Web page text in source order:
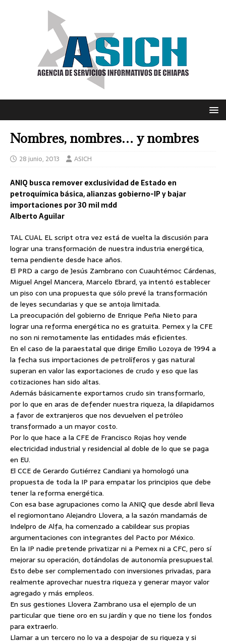
Nombres, nombres… y nombres
28 junio, 2013 ASICH
ANIQ busca remover exclusividad de Estado en
petroquímica básica, alianzas gobierno-IP y bajar
importaciones por 30 mil mdd
Alberto Aguilar
TAL CUAL EL script otra vez está de vuelta la discusión para
lograr una transformación de nuestra industria energética,
tema pendiente desde hace años.
El PRD a cargo de Jesús Zambrano con Cuauhtémoc Cárdenas,
Miguel Angel Mancera, Marcelo Ebrard, ya intentó establecer
un piso con una propuesta que sólo prevé la transformación
de leyes secundarias y que se antoja limitada.
La preocupación del gobierno de Enrique Peña Nieto para
lograr una reforma energética no es gratuita. Pemex y la CFE
no son ni remotamente las entidades más eficientes.
En el caso de la paraestatal que dirige Emilio Lozoya de 1994 a
la fecha sus importaciones de petrolíferos y gas natural
superan en valor las exportaciones de crudo y eso que las
cotizaciones han sido altas.
Además básicamente exportamos crudo sin transformarlo,
por lo que en aras de defender nuestra riqueza, la dilapidamos
a favor de extranjeros que nos devuelven el petróleo
transformado a un mayor costo.
Por lo que hace a la CFE de Francisco Rojas hoy vende
electricidad industrial y residencial al doble de lo que se paga
en EU.
El CCE de Gerardo Gutiérrez Candiani ya homologó una
propuesta de toda la IP para empatar los principios que debe
tener la reforma energética.
Con esa base agrupaciones como la ANIQ que desde abril lleva
el regiomontano Alejandro Llovera, a la sazón mandamás de
Indelpro de Alfa, ha comenzado a cabildear sus propias
argumentaciones con integrantes del Pacto por México.
En la IP nadie pretende privatizar ni a Pemex ni a CFC, pero sí
mejorar su operación, dotándolas de autonomía presupuestal.
Esto debe ser complementado con inversiones privadas, para
realmente aprovechar nuestra riqueza y generar mayor valor
agregado y más empleos.
En sus gestiones Llovera Zambrano usa el ejemplo de un
particular que tiene oro en su jardín y que no tiene los fondos
para extraerlo.
Llamar a un tercero no lo va a despojar de su riqueza y si